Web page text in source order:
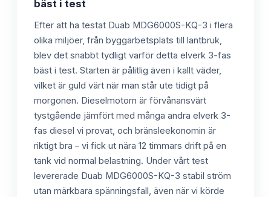
bäst i test
Efter att ha testat Duab MDG6000S-KQ-3 i flera
olika miljöer, från byggarbetsplats till lantbruk,
blev det snabbt tydligt varför detta elverk 3-fas
bäst i test. Starten är pålitlig även i kallt väder,
vilket är guld värt när man står ute tidigt på
morgonen. Dieselmotorn är förvånansvärt
tystgående jämfört med många andra elverk 3-
fas diesel vi provat, och bränsleekonomin är
riktigt bra – vi fick ut nära 12 timmars drift på en
tank vid normal belastning. Under vårt test
levererade Duab MDG6000S-KQ-3 stabil ström
utan märkbara spänningsfall, även när vi körde